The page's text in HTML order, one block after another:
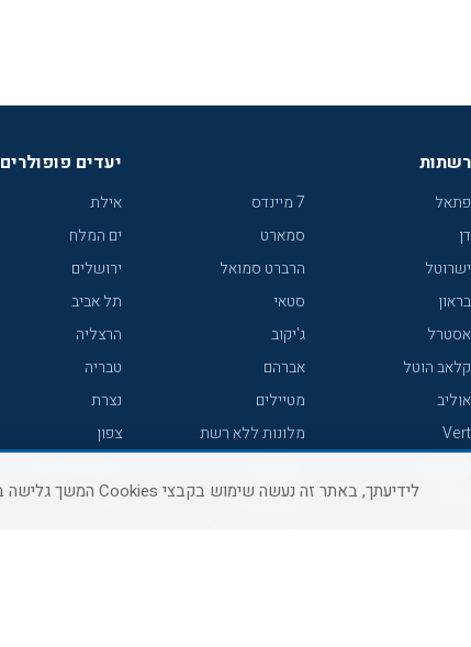
רשתות
פתאל
דן
ישרוטל
בראון
אסטרל
קלאב הוטל
אוליב
Vert
7 מיינדס
סמארט
הרברט סמואל
סטאי
ג'יקוב
אברהם
מטיילים
מלונות ללא רשת
קראון פלאזה
יעדים פופולרים
אילת
ים המלח
ירושלים
תל אביב
הרצליה
טבריה
נצרת
צפון
נתניה
לידיעתך, באתר זה נעשה שימוש בקבצי Cookies המשך גלישה באתר מהווה הסכמה לשימוש זה, למידע נוסף ניתן לעיין